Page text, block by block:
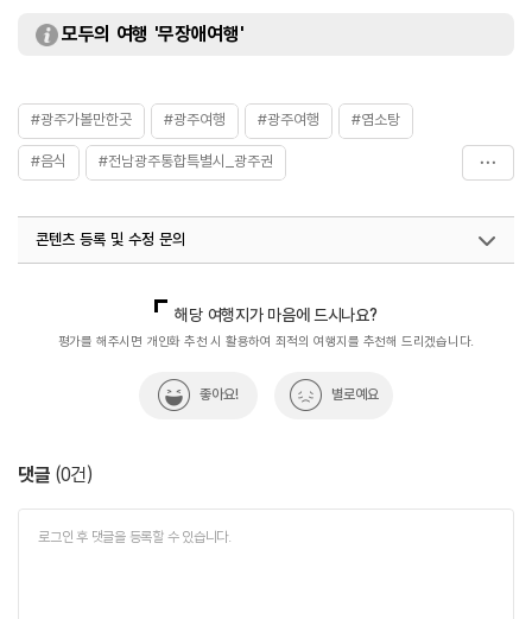
모두의 여행 '무장애여행'
#광주가볼만한곳 #광주여행 #광주여행 #염소탕
#음식 #전남광주통합특별시_광주권
콘텐츠 등록 및 수정 문의
해당 여행지가 마음에 드시나요?
평가를 해주시면 개인화 추천 시 활용하여 최적의 여행지를 추천해 드리겠습니다.
좋아요! 별로예요
댓글 (0건)